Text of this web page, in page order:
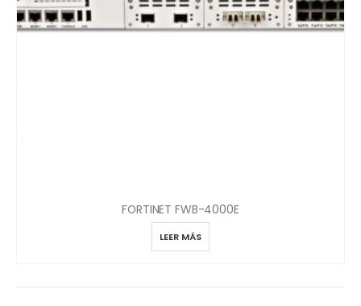
FORTINET FWB-4000E
LEER MÁS